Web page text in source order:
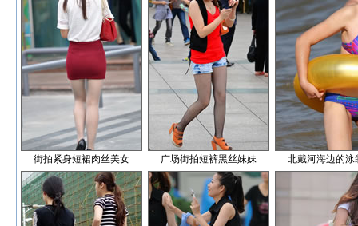
街拍紧身短裙肉丝美女 广场街拍短裤黑丝妹妹 北戴河海边的泳